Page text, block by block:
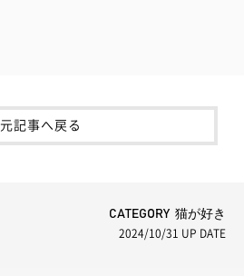
元記事へ戻る
CATEGORY 猫が好き
2024/10/31 UP DATE